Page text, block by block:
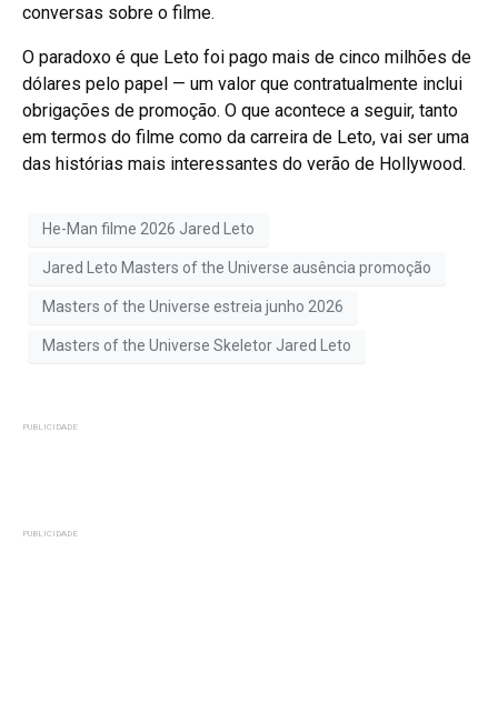
conversas sobre o filme.
O paradoxo é que Leto foi pago mais de cinco milhões de
dólares pelo papel — um valor que contratualmente inclui
obrigações de promoção. O que acontece a seguir, tanto
em termos do filme como da carreira de Leto, vai ser uma
das histórias mais interessantes do verão de Hollywood.
He-Man filme 2026 Jared Leto
Jared Leto Masters of the Universe ausência promoção
Masters of the Universe estreia junho 2026
Masters of the Universe Skeletor Jared Leto
PUBLICIDADE
PUBLICIDADE